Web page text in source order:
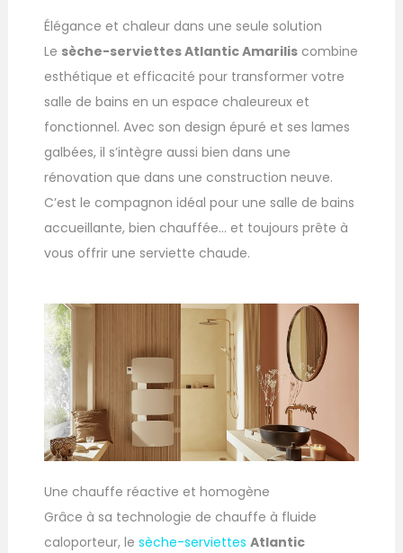
Élégance et chaleur dans une seule solution
Le sèche-serviettes Atlantic Amarilis combine
esthétique et efficacité pour transformer votre
salle de bains en un espace chaleureux et
fonctionnel. Avec son design épuré et ses lames
galbées, il s’intègre aussi bien dans une
rénovation que dans une construction neuve.
C’est le compagnon idéal pour une salle de bains
accueillante, bien chauffée… et toujours prête à
vous offrir une serviette chaude.
Une chauffe réactive et homogène
Grâce à sa technologie de chauffe à fluide
caloporteur, lesèche-serviettes Atlantic